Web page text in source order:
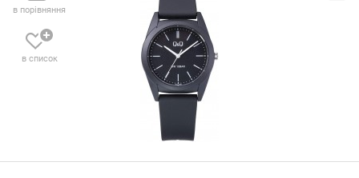
в порівняння
в список